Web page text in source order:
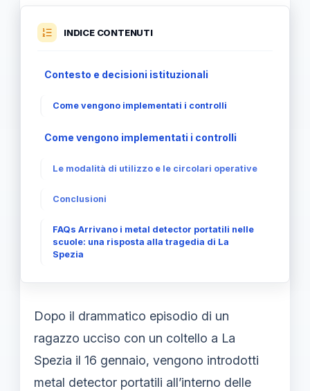
INDICE CONTENUTI
Contesto e decisioni istituzionali
Come vengono implementati i controlli
Come vengono implementati i controlli
Le modalità di utilizzo e le circolari operative
Conclusioni
FAQs Arrivano i metal detector portatili nelle
scuole: una risposta alla tragedia di La
Spezia
Dopo il drammatico episodio di un
ragazzo ucciso con un coltello a La
Spezia il 16 gennaio, vengono introdotti
metal detector portatili all’interno delle